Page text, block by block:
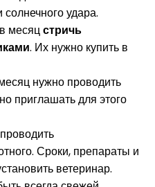
удара.
месяцстричь
. Их нужно купить в
нужно проводить
приглашать для этого
Сроки, препараты и
ветеринар.